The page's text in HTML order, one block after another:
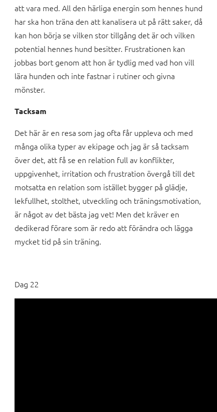
att vara med. All den härliga energin som hennes hund
har ska hon träna den att kanalisera ut på rätt saker, då
kan hon börja se vilken stor tillgång det är och vilken
potential hennes hund besitter. Frustrationen kan
jobbas bort genom att hon är tydlig med vad hon vill
lära hunden och inte fastnar i rutiner och givna
mönster.
Tacksam
Det här är en resa som jag ofta får uppleva och med
många olika typer av ekipage och jag är så tacksam
över det, att få se en relation full av konflikter,
uppgivenhet, irritation och frustration övergå till det
motsatta en relation som istället bygger på glädje,
lekfullhet, stolthet, utveckling och träningsmotivation,
är något av det bästa jag vet! Men det kräver en
dedikerad förare som är redo att förändra och lägga
mycket tid på sin träning.
Dag 22